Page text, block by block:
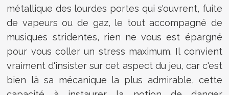
métallique des lourdes portes qui s'ouvrent, fuite
de vapeurs ou de gaz, le tout accompagné de
musiques stridentes, rien ne vous est épargné
pour vous coller un stress maximum. Il convient
vraiment d'insister sur cet aspect du jeu, car c'est
bien là sa mécanique la plus admirable, cette